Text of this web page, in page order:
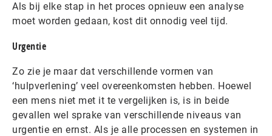
Als bij elke stap in het proces opnieuw een analyse
moet worden gedaan, kost dit onnodig veel tijd.
Urgentie
Zo zie je maar dat verschillende vormen van
‘hulpverlening’ veel overeenkomsten hebben. Hoewel
een mens niet met it te vergelijken is, is in beide
gevallen wel sprake van verschillende niveaus van
urgentie en ernst. Als je alle processen en systemen in